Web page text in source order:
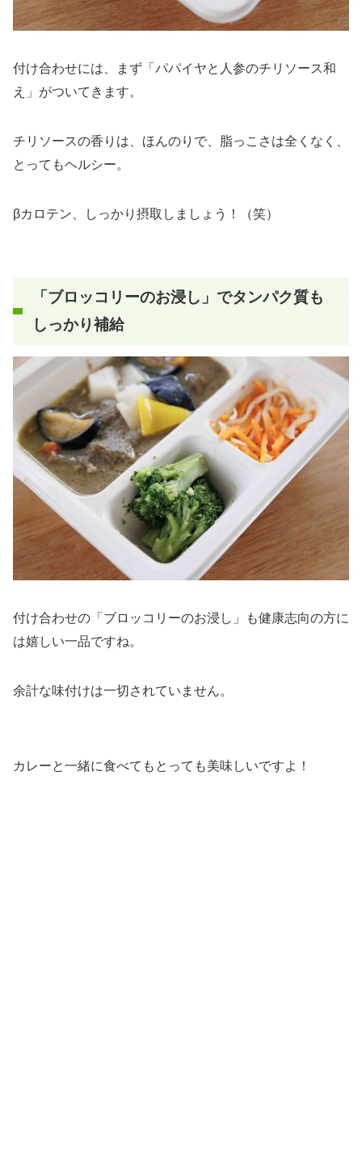
付け合わせには、まず「パパイヤと人参のチリソース和
え」がついてきます。
チリソースの香りは、ほんのりで、脂っこさは全くなく、
とってもヘルシー。
βカロテン、しっかり摂取しましょう！（笑）
「ブロッコリーのお浸し」でタンパク質も
しっかり補給
付け合わせの「ブロッコリーのお浸し」も健康志向の方に
は嬉しい一品ですね。
余計な味付けは一切されていません。
カレーと一緒に食べてもとっても美味しいですよ！